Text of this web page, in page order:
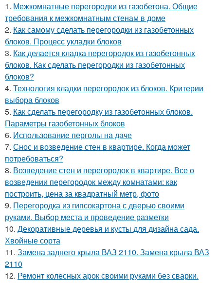
1. Межкомнатные перегородки из газобетона. Общие
требования к межкомнатным стенам в доме
2. Как самому сделать перегородки из газобетонных
блоков. Процесс укладки блоков
3. Как делается кладка перегородок из газобетонных
блоков. Как сделать перегородки из газобетонных
блоков?
4. Технология кладки перегородок из блоков. Критерии
выбора блоков
5. Как сделать перегородку из газобетонных блоков.
Параметры газобетонных блоков
6. Использование перголы на даче
7. Снос и возведение стен в квартире. Когда может
потребоваться?
8. Возведение стен и перегородок в квартире. Все о
возведении перегородок между комнатами: как
построить, цена за квадратный метр, фото
9. Перегородка из гипсокартона с дверью своими
руками. Выбор места и проведение разметки
10. Декоративные деревья и кусты для дизайна сада.
Хвойные сорта
11. Замена заднего крыла ВАЗ 2110. Замена крыла ВАЗ
2110
12. Ремонт колесных арок своими руками без сварки.